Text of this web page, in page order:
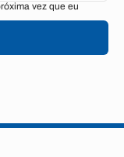
vez que eu